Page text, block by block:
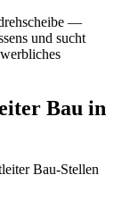
—
und sucht
Bau in
Bau-Stellen